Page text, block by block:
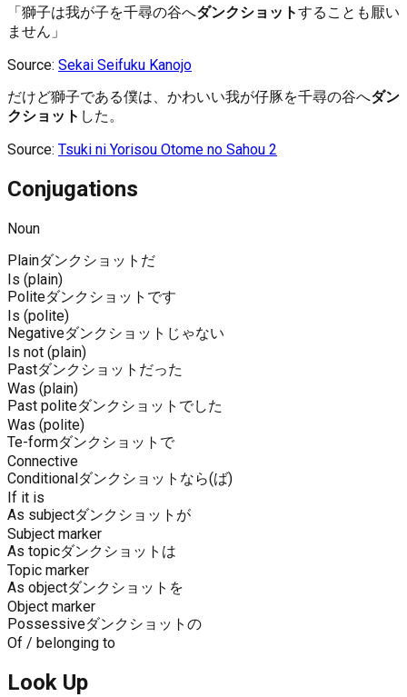
「獅子は我が子を千尋の谷へダンクショットすることも厭い
ません」
Source: Sekai Seifuku Kanojo
だけど獅子である僕は、かわいい我が仔豚を千尋の谷へダン
クショット した。
Source: Tsuki ni Yorisou Otome no Sahou 2
Conjugations
Noun
Plainダンクショットだ
Is (plain)
Politeダンクショットです
Is (polite)
Negativeダンクショットじゃない
Is not (plain)
Pastダンクショットだった
Was (plain)
Past politeダンクショットでした
Was (polite)
Te-formダンクショットで
Connective
Conditionalダンクショットなら(ば)
If it is
As subjectダンクショットが
Subject marker
As topicダンクショットは
Topic marker
As objectダンクショットを
Object marker
Possessiveダンクショットの
Of / belonging to
Look Up